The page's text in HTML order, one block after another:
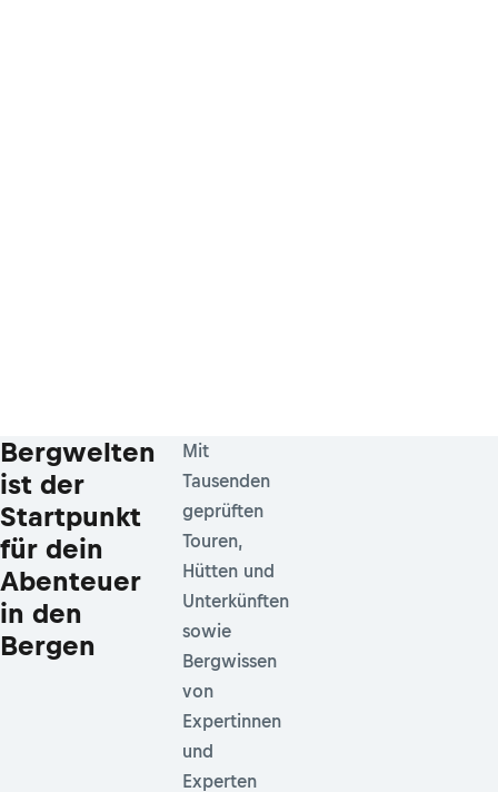
Bergwelten
ist der
Startpunkt
für dein
Abenteuer
in den
Bergen
Mit
Tausenden
geprüften
Touren,
Hütten und
Unterkünften
sowie
Bergwissen
von
Expertinnen
und
Experten